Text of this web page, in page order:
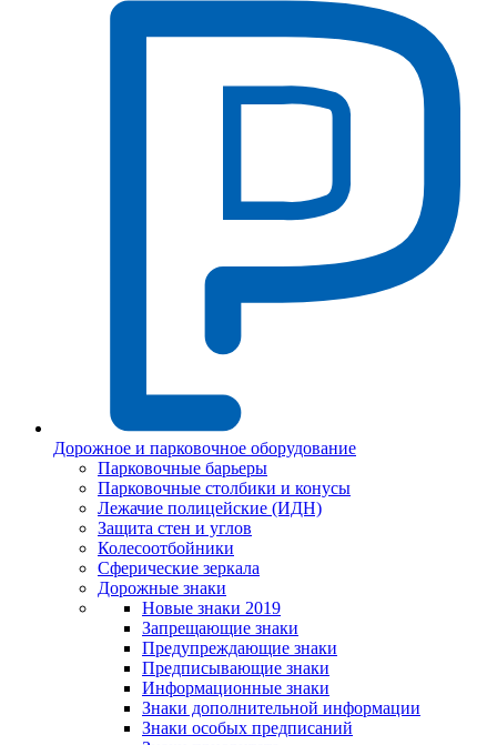
Дорожное и парковочное оборудование
Парковочные барьеры
Парковочные столбики и конусы
Лежачие полицейские (ИДН)
Защита стен и углов
Колесоотбойники
Сферические зеркала
Дорожные знаки
Новые знаки 2019
Запрещающие знаки
Предупреждающие знаки
Предписывающие знаки
Информационные знаки
Знаки дополнительной информации
Знаки особых предписаний